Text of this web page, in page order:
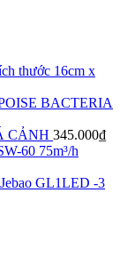
thước 16cm x
BACTERIA
CẢNH 345.000₫
60 75m³/h
GL1LED -3